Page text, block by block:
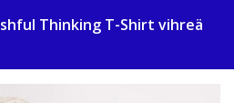
Thinking T-Shirt vihreä